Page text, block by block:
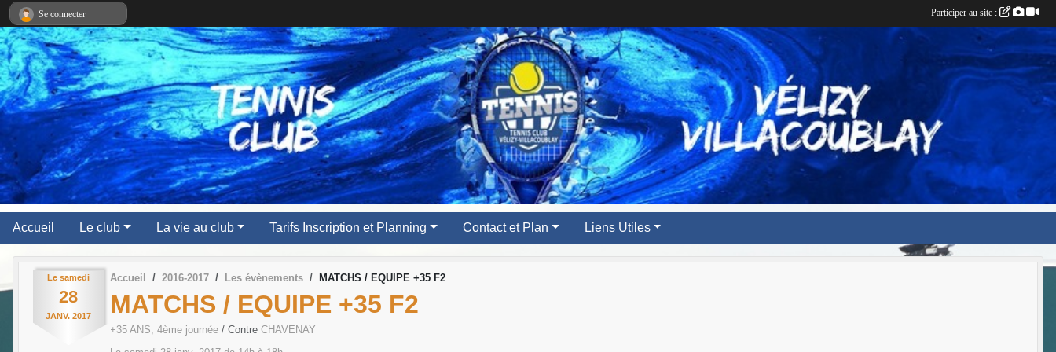
Accueil Le club La vie au club Tarifs Inscription et Planning Contact et Plan Liens Utiles
Le samedi
28
JANV. 2017
Accueil 2016-2017 Les évènements MATCHS / EQUIPE +35 F2
MATCHS / EQUIPE +35 F2
+35 ANS, 4ème journée / Contre CHAVENAY
Se connecter Participer au site :
Panneau de gestion des cookies